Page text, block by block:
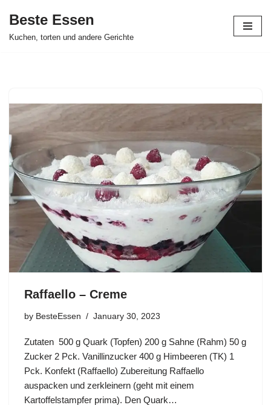
Skip
Beste Essen
Kuchen, torten und andere Gerichte
Raffaello – Creme
by BesteEssen January 30, 2023
Zutaten 500 g Quark (Topfen) 200 g Sahne (Rahm) 50 g
Zucker 2 Pck. Vanillinzucker 400 g Himbeeren (TK) 1
Pck. Konfekt (Raffaello) Zubereitung Raffaello
auspacken und zerkleinern (geht mit einem
Kartoffelstampfer prima). Den Quark…